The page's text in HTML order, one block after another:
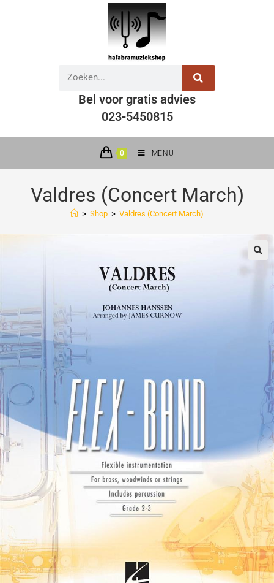
Bel voor gratis advies
023-5450815
0 MENU
Valdres (Concert March)
> Shop > Valdres (Concert March)